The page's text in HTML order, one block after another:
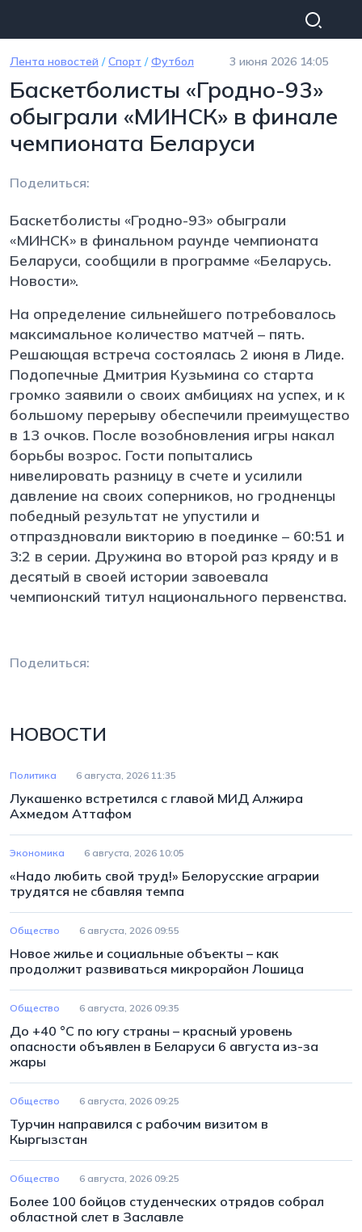
Лента новостей /Спорт /Футбол 3 июня 2026 14:05
Баскетболисты «Гродно-93»
обыграли «МИНСК» в финале
чемпионата Беларуси
Поделиться:
Баскетболисты «Гродно-93» обыграли
«МИНСК» в финальном раунде чемпионата
Беларуси, сообщили в программе «Беларусь.
Новости».
На определение сильнейшего потребовалось
максимальное количество матчей – пять.
Решающая встреча состоялась 2 июня в Лиде.
Подопечные Дмитрия Кузьмина со старта
громко заявили о своих амбициях на успех, и к
большому перерыву обеспечили преимущество
в 13 очков. После возобновления игры накал
борьбы возрос. Гости попытались
нивелировать разницу в счете и усилили
давление на своих соперников, но гродненцы
победный результат не упустили и
отпраздновали викторию в поединке – 60:51 и
3:2 в серии. Дружина во второй раз кряду и в
десятый в своей истории завоевала
чемпионский титул национального первенства.
Поделиться:
НОВОСТИ
Политика 6 августа, 2026 11:35
Лукашенко встретился с главой МИД Алжира
Ахмедом Аттафом
Экономика 6 августа, 2026 10:05
«Надо любить свой труд!» Белорусские аграрии
трудятся не сбавляя темпа
Общество 6 августа, 2026 09:55
Новое жилье и социальные объекты – как
продолжит развиваться микрорайон Лошица
Общество 6 августа, 2026 09:35
До +40 °С по югу страны – красный уровень
опасности объявлен в Беларуси 6 августа из-за
жары
Общество 6 августа, 2026 09:25
Турчин направился с рабочим визитом в
Кыргызстан
Общество 6 августа, 2026 09:25
Более 100 бойцов студенческих отрядов собрал
областной слет в Заславле